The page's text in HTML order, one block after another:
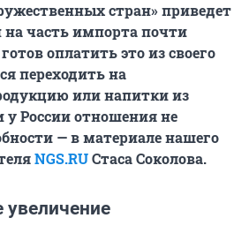
стран» приведет
часть импорта почти
оплатить это из своего
переходить на
или напитки из
у России отношения не
— в материале нашего
NGS.RUСтаса Соколова.
увеличение